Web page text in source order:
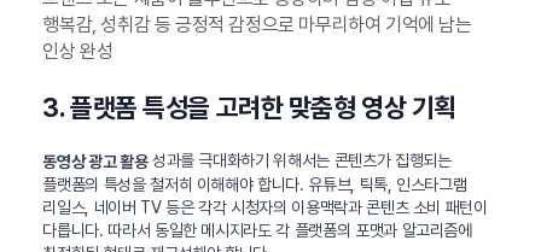
행복감, 성취감 등 긍정적 감정으로 마무리하여 기억에 남는
인상 완성
3. 플랫폼 특성을 고려한 맞춤형 영상 기획
동영상 광고 활용성과를 극대화하기 위해서는 콘텐츠가 집행되는
플랫폼의 특성을 철저히 이해해야 합니다. 유튜브, 틱톡, 인스타그램
리일스, 네이버 TV 등은 각각 시청자의 이용맥락과 콘텐츠 소비 패턴이
다릅니다. 따라서 동일한 메시지라도 각 플랫폼의 포맷과 알고리즘에